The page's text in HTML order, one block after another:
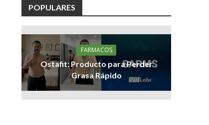
POPULARES
FARMACOS
Ostafit: Producto para Perder
Grasa Rápido